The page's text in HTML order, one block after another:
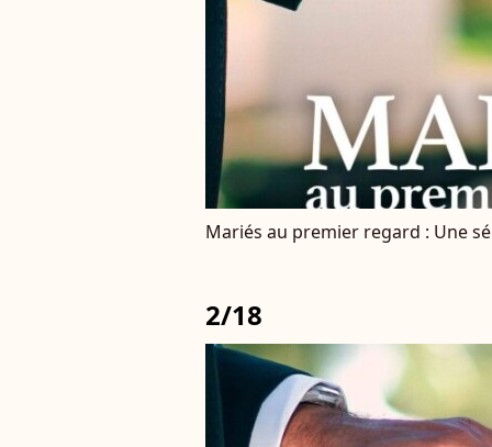
Mariés au premier regard : Une
2/18